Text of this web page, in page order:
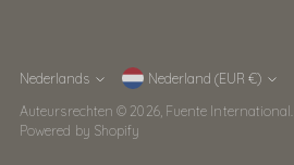
Taal
Nederlands Munteenheid Nederland (EUR €)
Auteursrechten © 2026, Fuente International.
Powered by Shopify